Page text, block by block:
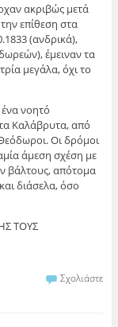
ακριβώς μετά
επίθεση στα
(ανδρικά),
έμειναν τα
μεγάλα, όχι το
νοητό
Καλάβρυτα, από
Οι δρόμοι
άμεση σχέση με
βάλτους, απότομα
διάσελα, όσο
ΤΟΥΣ
Σχολιάστε